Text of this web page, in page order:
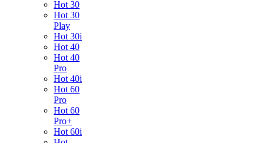
Hot 30
Hot 30
Play
Hot 30i
Hot 40
Hot 40
Pro
Hot 40i
Hot 60
Pro
Hot 60
Pro+
Hot 60i